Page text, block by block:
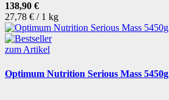
138,90 €
27,78 € / 1 kg
zum Artikel
Optimum Nutrition Serious Mass 5450g